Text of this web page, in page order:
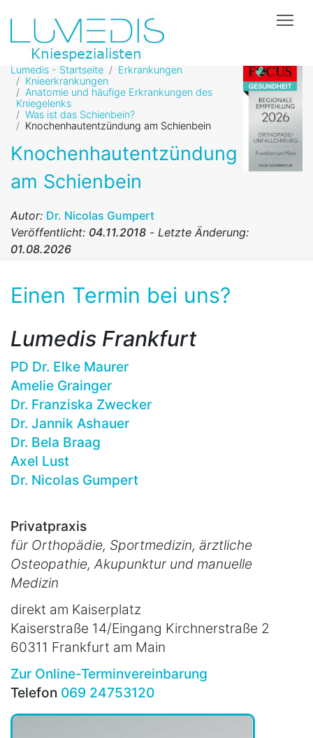
Lumedis - Startseite
Erkrankungen
Knieerkrankungen
Anatomie und häufige Erkrankungen des
Kniegelenks
Was ist das Schienbein?
Knochenhautentzündung am Schienbein
Knochenhautentzündung
am Schienbein
Autor: Dr. Nicolas Gumpert
Veröffentlicht: 04.11.2018 - Letzte Änderung:
01.08.2026
Einen Termin bei uns?
Lumedis Frankfurt
PD Dr. Elke Maurer
Amelie Grainger
Dr. Franziska Zwecker
Dr. Jannik Ashauer
Dr. Bela Braag
Axel Lust
Dr. Nicolas Gumpert
Privatpraxis
für Orthopädie, Sportmedizin, ärztliche
Osteopathie, Akupunktur und manuelle
Medizin
direkt am Kaiserplatz
Kaiserstraße 14/Eingang Kirchnerstraße 2
60311 Frankfurt am Main
Zur Online-Terminvereinbarung
Telefon 069 24753120